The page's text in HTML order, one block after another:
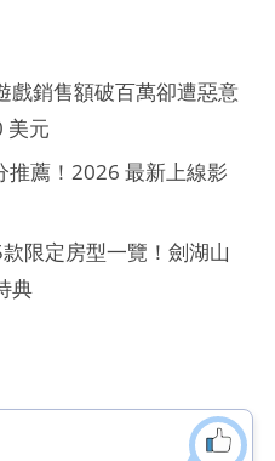
戲銷售額破百萬卻遭惡意
美元
推薦！2026 最新上線影
限定房型一覽！劍湖山
典